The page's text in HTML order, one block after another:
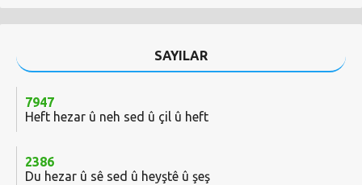
SAYILAR
7947
Heft hezar û neh sed û çil û heft
2386
Du hezar û sê sed û heyştê û şeş